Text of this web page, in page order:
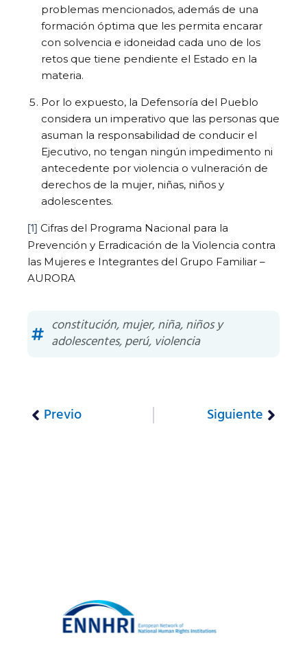
problemas mencionados, además de una
formación óptima que les permita encarar
con solvencia e idoneidad cada uno de los
retos que tiene pendiente el Estado en la
materia.
Por lo expuesto, la Defensoría del Pueblo
considera un imperativo que las personas que
asuman la responsabilidad de conducir el
Ejecutivo, no tengan ningún impedimento ni
antecedente por violencia o vulneración de
derechos de la mujer, niñas, niños y
adolescentes.
[1] Cifras del Programa Nacional para la
Prevención y Erradicación de la Violencia contra
las Mujeres e Integrantes del Grupo Familiar –
AURORA
constitución,mujer,niña,niños y
adolescentes,perú, violencia
Previo Siguiente